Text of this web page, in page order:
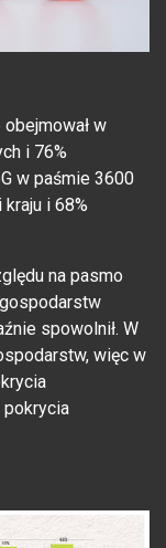
w
i 76%
w paśmie 3600
i 68%
na pasmo
spowolnił. W
więc w